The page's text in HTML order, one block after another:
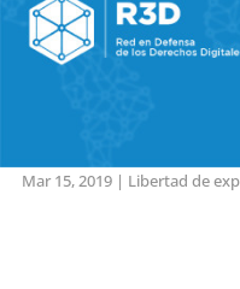
Mar 15, 2019| Libertad de